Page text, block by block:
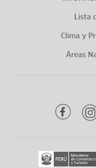
Lista
Clima y
Áreas